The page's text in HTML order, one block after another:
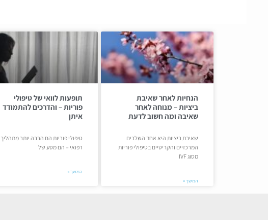
הנחיות לאחר שאיבת
ביציות – מנוחה לאחר
שאיבה ומה חשוב לדעת
שאיבת ביציות היא אחד השלבים
המרכזיים והקריטיים בטיפולי פוריות
מסוג IVF
המשך »
תופעות לוואי של טיפולי
פוריות – והדרכים להתמודד
איתן
טיפולי פוריות הם הרבה יותר מתהליך
רפואי – הם מסע של
המשך »